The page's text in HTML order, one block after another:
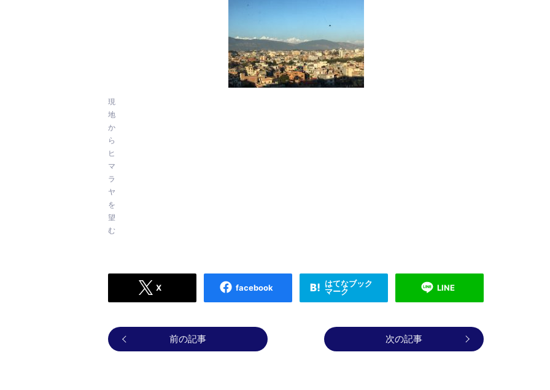
現
地
か
ら
ヒ
マ
ラ
ヤ
を
望
む
X facebook
はてなブック
マーク
LINE
前の記事 次の記事